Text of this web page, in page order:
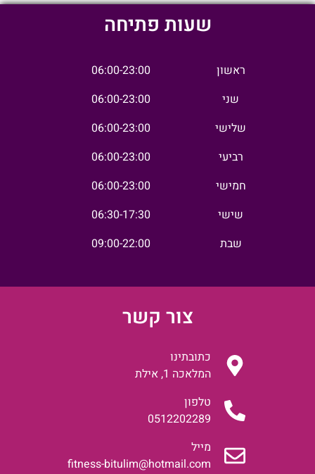
שעות פתיחה
ראשון
שני
שלישי
רביעי
חמישי
שישי
שבת
06:00-23:00
06:00-23:00
06:00-23:00
06:00-23:00
06:00-23:00
06:30-17:30
09:00-22:00
צור קשר
כתובתינו
המלאכה 1, אילת
טלפון
0512202289
מייל
fitness-bitulim@hotmail.com